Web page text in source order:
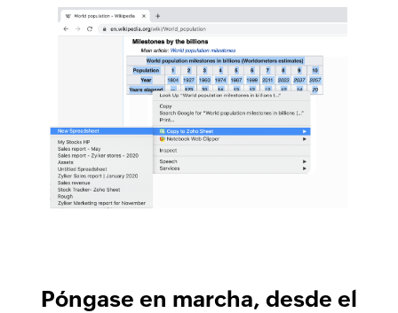
Póngase en marcha, desde el